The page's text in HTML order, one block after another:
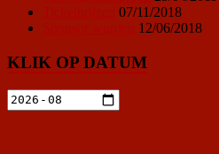
07/11/2018
12/06/2018
KLIK OP DATUM